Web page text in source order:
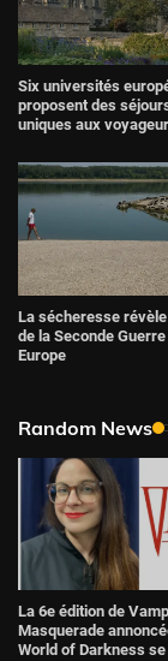
Six universités
proposent des
uniques aux
La sécheresse
de la Seconde
Europe
Random News
La 6e édition de
Masquerade
World of Darkness